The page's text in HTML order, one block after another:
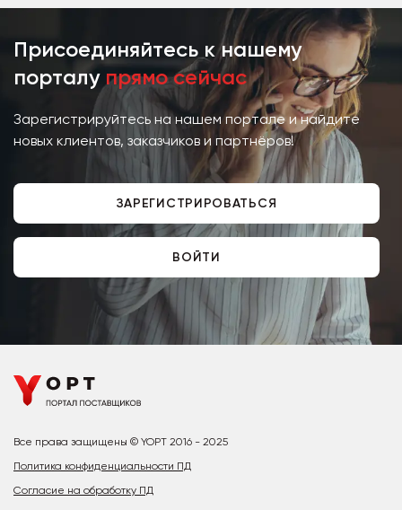
Присоединяйтесь к нашему
порталу прямо сейчас
Зарегистрируйтесь на нашем портале и найдите
новых клиентов, заказчиков и партнёров!
ЗАРЕГИСТРИРОВАТЬСЯ
ВОЙТИ
Все права защищены © YOPT 2016 - 2025
Политика конфиденциальности ПД
Согласие на обработку ПД